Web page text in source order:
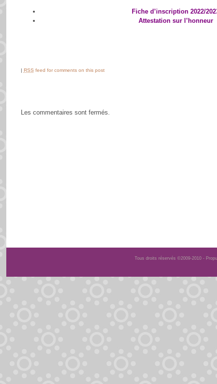
Fiche d’inscription 2022/
Attestation sur l’honneur
| RSS feed for comments on this post
Les commentaires sont fermés.
Tous droits réservés ©2009-2010 -